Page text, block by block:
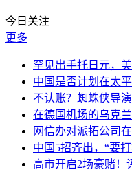
今日关注
更多
罕见出手托日元，
中国是否计划在太
不认账？蜘蛛侠导
在德国机场的乌克
网信办对派拓公司
中国5招齐出，“要
高市开启2场豪赌！